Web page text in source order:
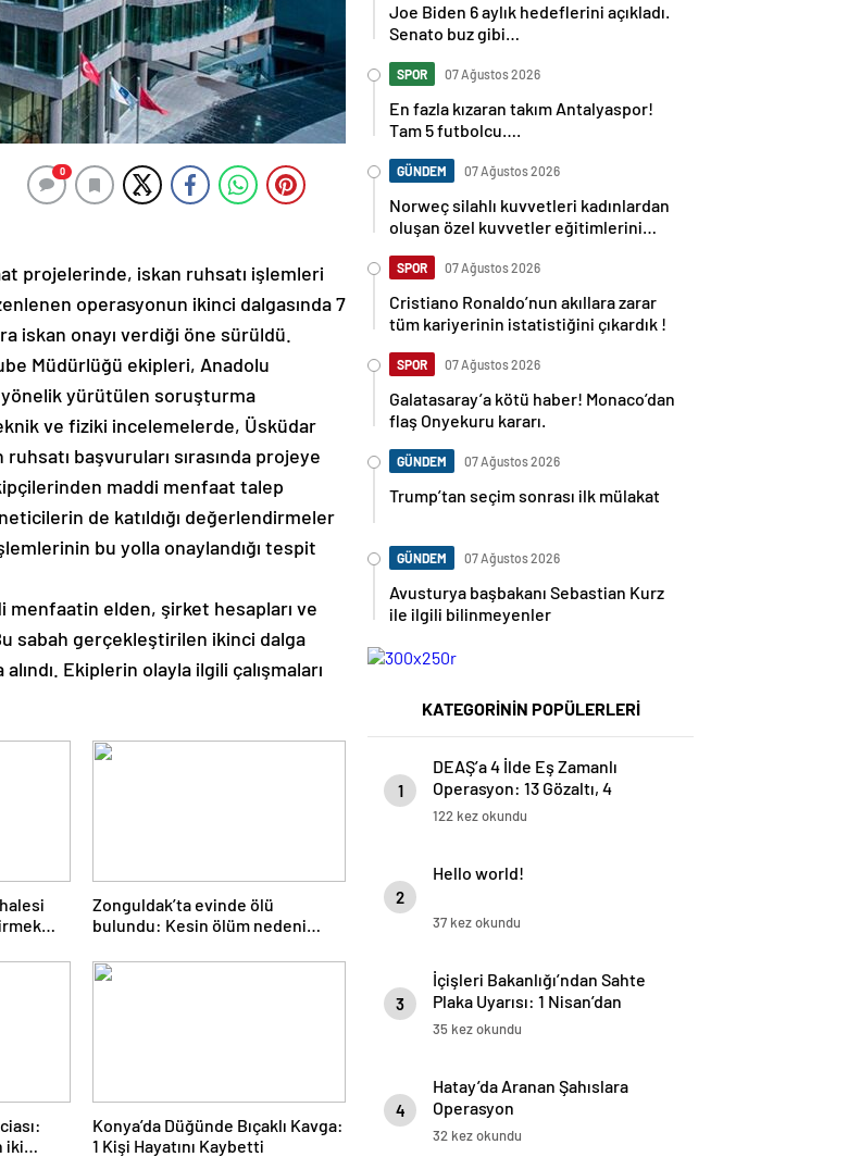
0
projelerinde, iskan ruhsatı işlemleri
operasyonun ikinci dalgasında 7
iskan onayı verdiği öne sürüldü.
Müdürlüğü ekipleri, Anadolu
yönelik yürütülen soruşturma
ve fiziki incelemelerde, Üsküdar
başvuruları sırasında projeye
maddi menfaat talep
de katıldığı değerlendirmeler
bu yolla onaylandığı tespit
menfaatin elden, şirket hesapları ve
sabah gerçekleştirilen ikinci dalga
Ekiplerin olayla ilgili çalışmaları
Zonguldak’ta evinde ölü
bulundu: Kesin ölüm nedeni
iki
Konya’da Düğünde Bıçaklı Kavga:
1 Kişi Hayatını Kaybetti
Joe Biden 6 aylık hedeflerini açıkladı.
Senato buz gibi…
SPOR 07 Ağustos 2026
En fazla kızaran takım Antalyaspor!
Tam 5 futbolcu….
GÜNDEM 07 Ağustos 2026
Norweç silahlı kuvvetleri kadınlardan
oluşan özel kuvvetler eğitimlerini
SPOR 07 Ağustos 2026
Cristiano Ronaldo’nun akıllara zarar
tüm kariyerinin istatistiğini çıkardık !
SPOR 07 Ağustos 2026
Galatasaray’a kötü haber! Monaco’dan
flaş Onyekuru kararı.
GÜNDEM 07 Ağustos 2026
Trump’tan seçim sonrası ilk mülakat
GÜNDEM 07 Ağustos 2026
Avusturya başbakanı Sebastian Kurz
ile ilgili bilinmeyenler
KATEGORİNİN POPÜLERLERİ
1
DEAŞ’a 4 İlde Eş Zamanlı
Operasyon: 13 Gözaltı, 4
Tutuklama
122 kez okundu
2
Hello world!
37 kez okundu
3
İçişleri Bakanlığı’ndan Sahte
Plaka Uyarısı: 1 Nisan’dan
İtibaren 140 Bin TL Ceza
35 kez okundu
4
Hatay’da Aranan Şahıslara
Operasyon
32 kez okundu